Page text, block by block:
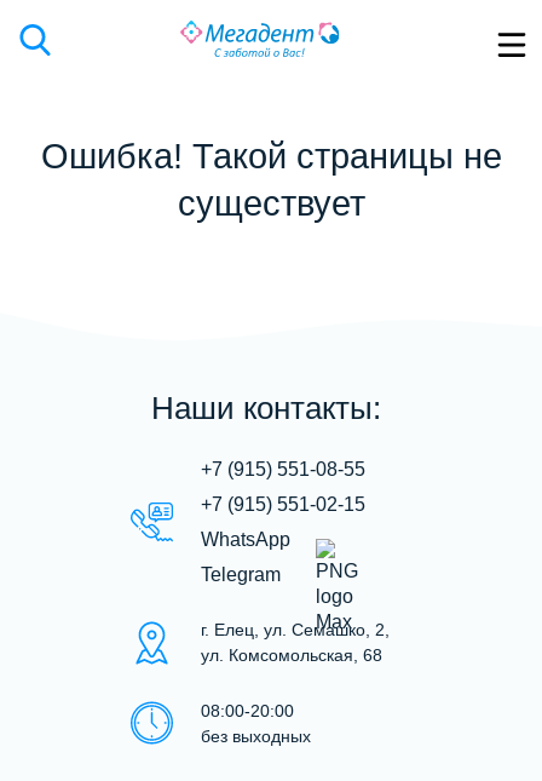
Ошибка! Такой страницы не
существует
Наши контакты:
г. Елец, ул. Семашко, 2,
ул. Комсомольская, 68
08:00-20:00
без выходных
+7 (915) 551-08-55
+7 (915) 551-02-15
WhatsApp
Telegram